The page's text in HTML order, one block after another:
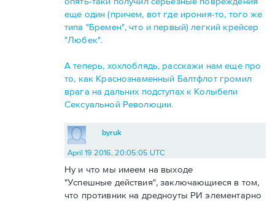
еще один (причем, вот где ирония-то, того же
типа "Бремен", что и первый) легкий крейсер
"Любек".
А теперь, хохлоблядь, расскажи нам еще про
то, как Краснознаменный Балтфлот громил
врага на дальних подступах к Колыбели
Сексуальной Революции.
byruk
April 19 2016, 20:05:05 UTC
Ну и что мы имеем на выходе
"Успешные действия", заключающиеся в том,
что противник на дредноуты РИ элементарно